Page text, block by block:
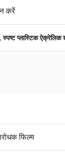
करें
स्पष्ट प्लास्टिक
फिल्म